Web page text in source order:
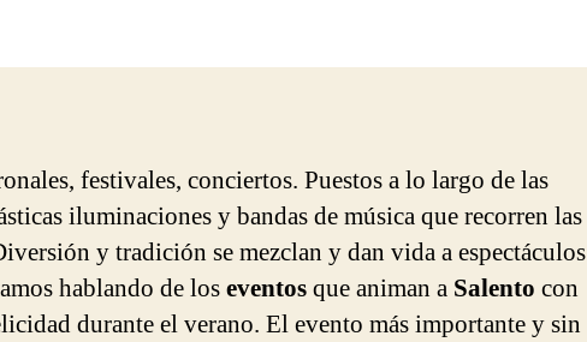
festivales, conciertos. Puestos a lo largo de las
iluminaciones y bandas de música que recorren las
y tradición se mezclan y dan vida a espectáculos
hablando de loseventosque animan a Salento con
durante el verano. El evento más importante y sin